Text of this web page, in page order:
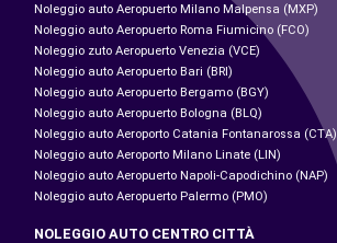
Noleggio auto Aeropuerto Milano Malpensa (MXP)
Noleggio auto Aeropuerto Roma Fiumicino (FCO)
Noleggio zuto Aeropuerto Venezia (VCE)
Noleggio auto Aeropuerto Bari (BRI)
Noleggio auto Aeropuerto Bergamo (BGY)
Noleggio auto Aeropuerto Bologna (BLQ)
Noleggio auto Aeroporto Catania Fontanarossa (CTA)
Noleggio auto Aeroporto Milano Linate (LIN)
Noleggio auto Aeropuerto Napoli-Capodichino (NAP)
Noleggio auto Aeropuerto Palermo (PMO)
NOLEGGIO AUTO CENTRO CITTÀ